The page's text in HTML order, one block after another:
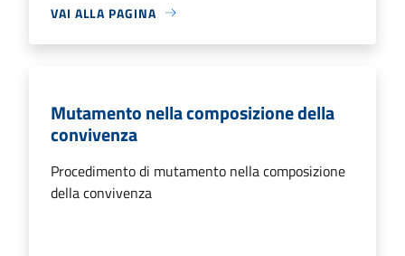
VAI ALLA PAGINA
Mutamento nella composizione della
convivenza
Procedimento di mutamento nella composizione
della convivenza